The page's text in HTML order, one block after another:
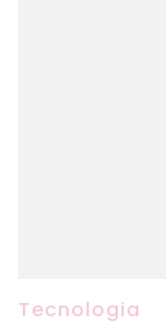
Tecnologia